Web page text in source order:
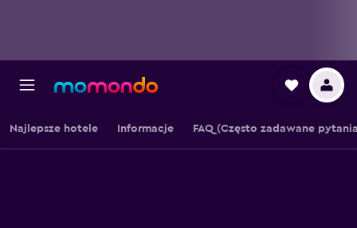
Najlepsze hotele Informacje FAQ (Często zadawane